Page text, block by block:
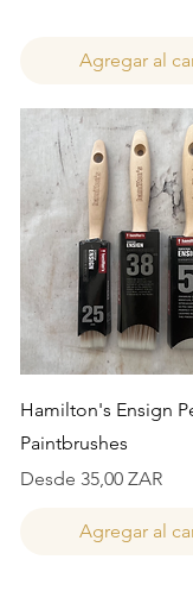
Agregar al
Vista
Hamilton's Ensign
Paintbrushes
Desde 35,00 ZAR
Precio de oferta
Agregar al